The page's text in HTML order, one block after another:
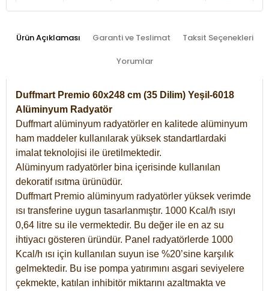
Ürün Açıklaması Garanti ve Teslimat Taksit Seçenekleri
Yorumlar
Duffmart Premio 60x248 cm (35 Dilim) Yeşil-6018
Alüminyum Radyatör
Duffmart alüminyum radyatörler en kalitede alüminyum
ham maddeler kullanılarak yüksek standartlardaki
imalat teknolojisi ile üretilmektedir.
Alüminyum radyatörler bina içerisinde kullanılan
dekoratif ısıtma ürünüdür.
Duffmart Premio alüminyum radyatörler yüksek verimde
ısı transferine uygun tasarlanmıştır. 1000 Kcal/h ısıyı
0,64 litre su ile vermektedir. Bu değer ile en az su
ihtiyacı gösteren üründür. Panel radyatörlerde 1000
Kcal/h ısı için kullanılan suyun ise %20’sine karşılık
gelmektedir. Bu ise pompa yatırımını asgari seviyelere
çekmekte, katılan inhibitör miktarını azaltmakta ve